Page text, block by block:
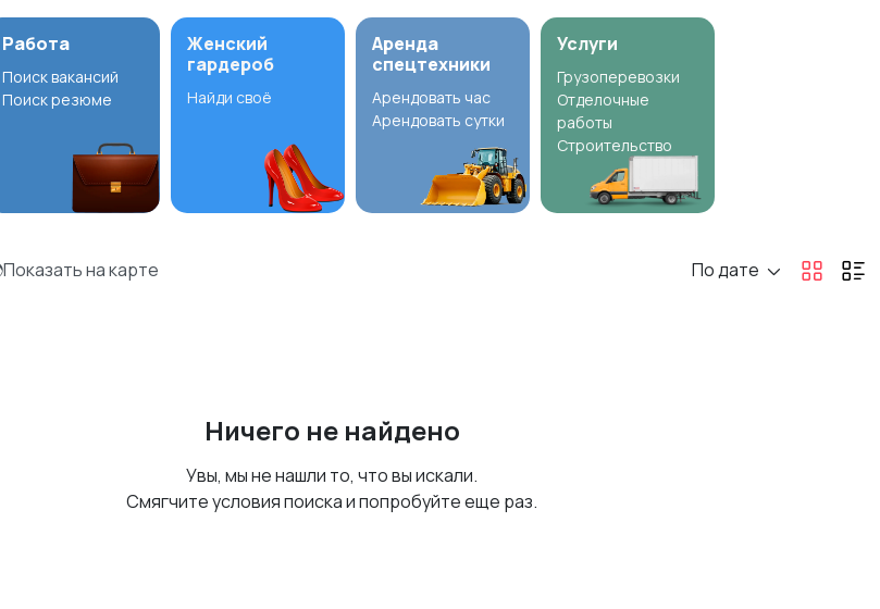
Работа
Поиск вакансий
Поиск резюме
Женский
гардероб
Найди своё
Аренда
спецтехники
Арендовать час
Арендовать сутки
Услуги
Грузоперевозки
Отделочные
работы
Строительство
на карте По дате
Ничего не найдено
Увы, мы не нашли то, что вы искали.
Смягчите условия поиска и попробуйте еще раз.